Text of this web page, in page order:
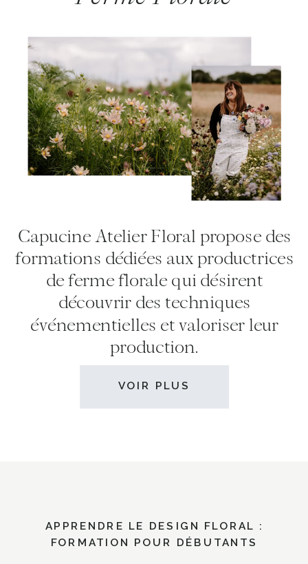
VOIR PLUS
Capucine Atelier Floral propose des
formations dédiées aux productrices
de ferme florale qui désirent
découvrir des techniques
événementielles et valoriser leur
production.
APPRENDRE LE DESIGN FLORAL :
FORMATION POUR DÉBUTANTS